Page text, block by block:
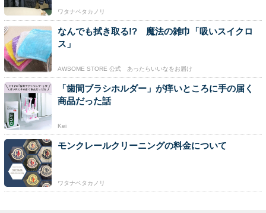
ワタナベタカノリ
なんでも拭き取る!? 魔法の雑巾「吸いスイクロ
ス」
AWSOME STORE 公式 あったらいいなをお届け
「歯間ブラシホルダー」が痒いところに手の届く
商品だった話
Kei
モンクレールクリーニングの料金について
ワタナベタカノリ